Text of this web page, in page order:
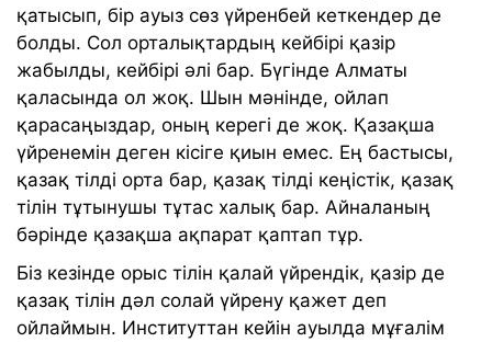
қатысып, бір ауыз сөз үйренбей кеткендер де
болды. Сол орталықтардың кейбірі қазір
жабылды, кейбірі әлі бар. Бүгінде Алматы
қаласында ол жоқ. Шын мәнінде, ойлап
қарасаңыздар, оның керегі де жоқ. Қазақша
үйренемін деген кісіге қиын емес. Ең бастысы,
қазақ тілді орта бар, қазақ тілді кеңістік, қазақ
тілін тұтынушы тұтас халық бар. Айналаның
бәрінде қазақша ақпарат қаптап тұр.
Біз кезінде орыс тілін қалай үйрендік, қазір де
қазақ тілін дәл солай үйрену қажет деп
ойлаймын. Институттан кейін ауылда мұғалім